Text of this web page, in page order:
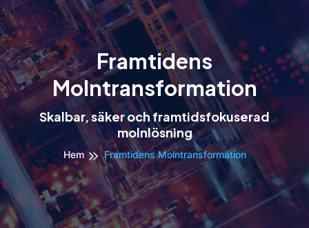
Framtidens
Molntransformation
Skalbar, säker och framtidsfokuserad
molnlösning
Hem Framtidens Molntransformation